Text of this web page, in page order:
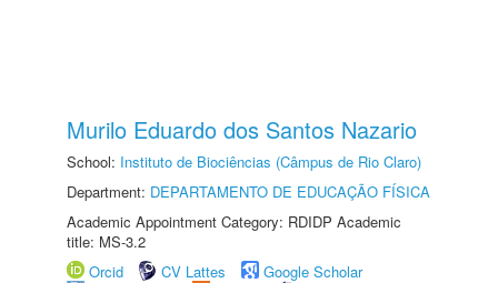
Murilo Eduardo dos Santos Nazario
School: Instituto de Biociências (Câmpus de Rio Claro)
Department: DEPARTAMENTO DE EDUCAÇÃO FÍSICA
Academic Appointment Category: RDIDP Academic
title: MS-3.2
Orcid
CV Lattes
Google Scholar